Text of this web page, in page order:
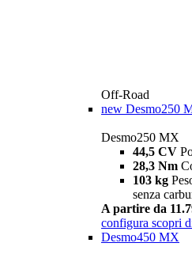
Off-Road
new Desmo250
Desmo250 MX
44,5 CV
28,3 Nm
103 kg
senza
A partire da
configura scopri
Desmo450 MX